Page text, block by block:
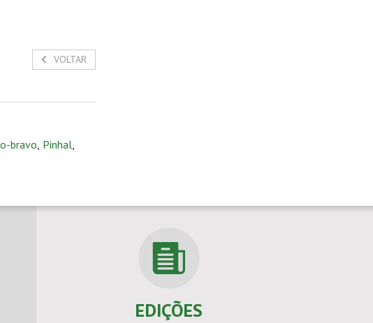
VOLTAR
bravo, Pinhal,
EDIÇÕES